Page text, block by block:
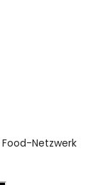
Food-Netzwerk